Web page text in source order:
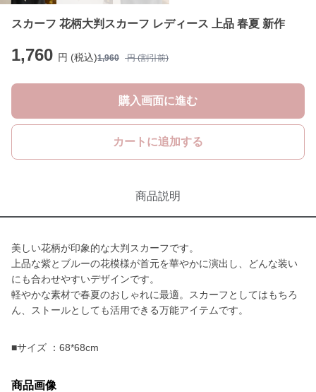
スカーフ 花柄大判スカーフ レディース 上品 春夏 新作
1,760 円 (税込)1,960 円 (割引前)
購入画面に進む
カートに追加する
商品説明
美しい花柄が印象的な大判スカーフです。
上品な紫とブルーの花模様が首元を華やかに演出し、どんな装い
にも合わせやすいデザインです。
軽やかな素材で春夏のおしゃれに最適。スカーフとしてはもちろ
ん、ストールとしても活用できる万能アイテムです。
■サイズ ：68*68cm
商品画像